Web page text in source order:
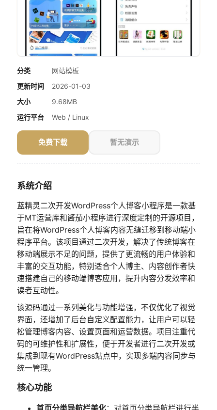
分类
网站模板
更新时间
2026-01-03
大小
9.68MB
运行平台
Web / Linux
免费下载 暂无演示
系统介绍
蓝精灵二次开发WordPress个人博客小程序是一款基
于MT运营库和酱茄小程序进行深度定制的开源项目，
旨在将WordPress个人博客内容无缝迁移到移动端小
程序平台。该项目通过二次开发，解决了传统博客在
移动端展示不足的问题，提供了更流畅的用户体验和
丰富的交互功能，特别适合个人博主、内容创作者快
速搭建自己的移动端博客应用，提升内容分发效率和
读者互动性。
该源码通过一系列美化与功能增强，不仅优化了视觉
界面，还增加了后台自定义配置能力，让用户可以轻
松管理博客内容、设置页面和运营数据。项目注重代
码的可维护性和扩展性，便于开发者进行二次开发或
集成到现有WordPress站点中，实现多端内容同步与
统一管理。
核心功能